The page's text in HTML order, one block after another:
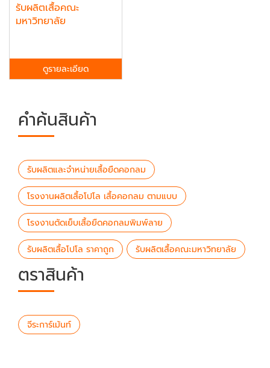
รับผลิตเสื้อคณะ
มหาวิทยาลัย
ดูรายละเอียด
คำค้นสินค้า
รับผลิตและจำหน่ายเสื้อยืดคอกลม
โรงงานผลิตเสื้อโปโล เสื้อคอกลม ตามแบบ
โรงงานตัดเย็บเสื้อยืดคอกลมพิมพ์ลาย
รับผลิตเสื้อโปโล ราคาถูก รับผลิตเสื้อคณะมหาวิทยาลัย
ตราสินค้า
จีระการ์เม้นท์